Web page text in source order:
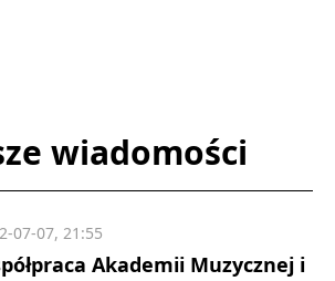
wiadomości
Akademii Muzycznej i
07-07, 21:55